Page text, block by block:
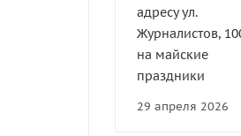
29 апреля 2026
адресу ул.
Журналистов,
на майские
праздники